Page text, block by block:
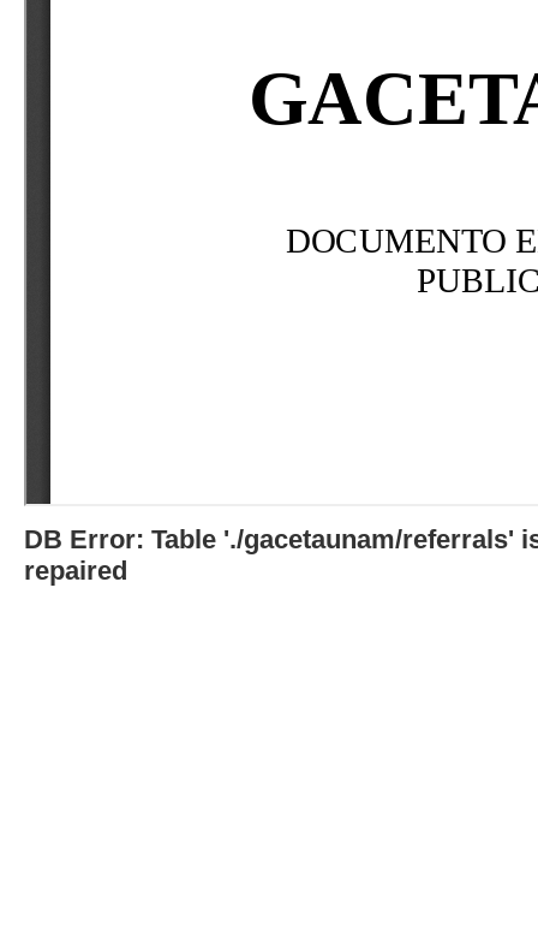
DB Error: Table './gacetaunam/referrals'
repaired